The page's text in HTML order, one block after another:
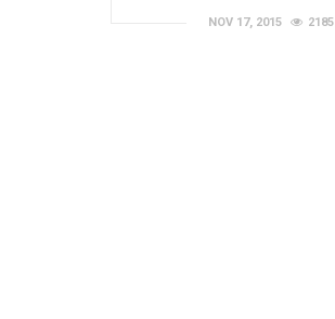
NOV 17, 2015 2185